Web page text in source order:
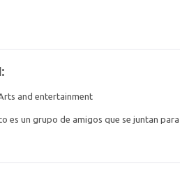
and entertainment
es un grupo de amigos que se juntan